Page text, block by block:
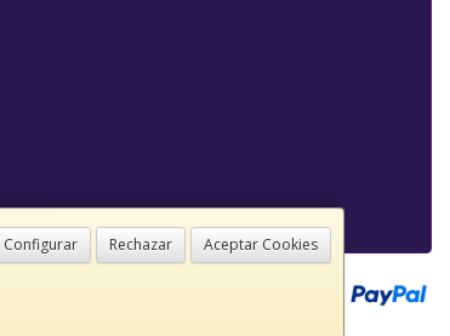
Configurar Rechazar Aceptar Cookies